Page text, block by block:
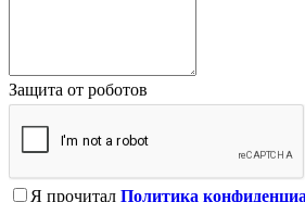
Защита от роботов
Я прочитал Политика